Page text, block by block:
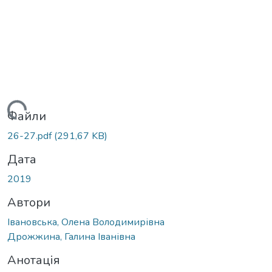
Файли
26-27.pdf(291,67 KB)
Дата
2019
Автори
Івановська, Олена Володимирівна
Дрожжина, Галина Іванівна
Анотація